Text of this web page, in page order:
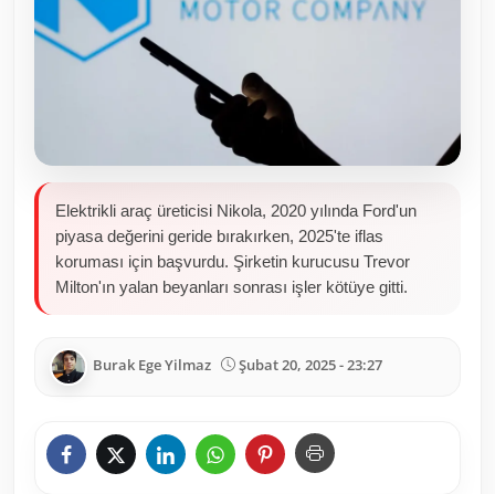
Elektrikli araç üreticisi Nikola, 2020 yılında Ford'un
piyasa değerini geride bırakırken, 2025'te iflas
koruması için başvurdu. Şirketin kurucusu Trevor
Milton'ın yalan beyanları sonrası işler kötüye gitti.
Burak Ege Yilmaz Şubat 20, 2025 - 23:27